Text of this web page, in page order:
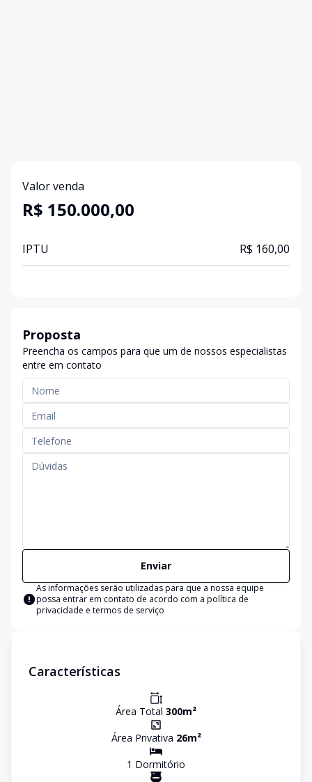
Valor venda
R$ 150.000,00
IPTU R$ 160,00
Proposta
Preencha os campos para que um de nossos especialistas
entre em contato
Enviar
As informações serão utilizadas para que a nossa equipe
possa entrar em contato de acordo com a política de
privacidade e termos de serviço
Características
Área Total 300m²
Área Privativa 26m²
1 Dormitório